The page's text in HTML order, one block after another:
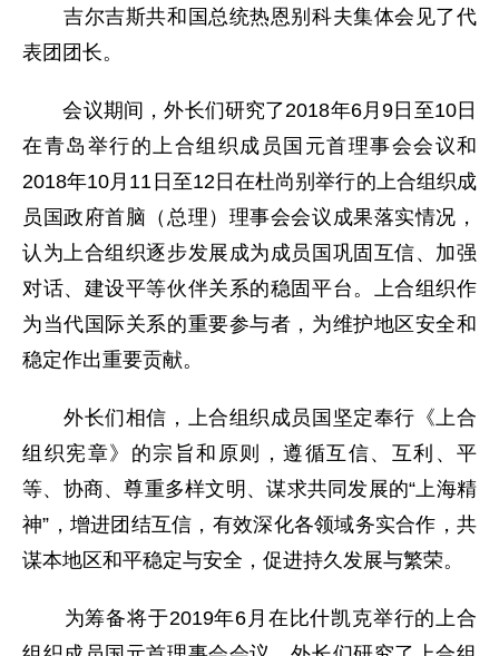
吉尔吉斯共和国总统热恩别科夫集体会见了代
表团团长。
会议期间，外长们研究了2018年6月9日至10日
在青岛举行的上合组织成员国元首理事会会议和
2018年10月11日至12日在杜尚别举行的上合组织成
员国政府首脑（总理）理事会会议成果落实情况，
认为上合组织逐步发展成为成员国巩固互信、加强
对话、建设平等伙伴关系的稳固平台。上合组织作
为当代国际关系的重要参与者，为维护地区安全和
稳定作出重要贡献。
外长们相信，上合组织成员国坚定奉行《上合
组织宪章》的宗旨和原则，遵循互信、互利、平
等、协商、尊重多样文明、谋求共同发展的“上海精
神”，增进团结互信，有效深化各领域务实合作，共
谋本地区和平稳定与安全，促进持久发展与繁荣。
为筹备将于2019年6月在比什凯克举行的上合